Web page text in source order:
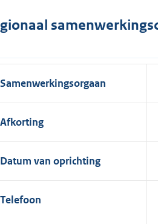
Samenwerkingsorgaan
Afkorting
Datum van oprichting
Telefoon